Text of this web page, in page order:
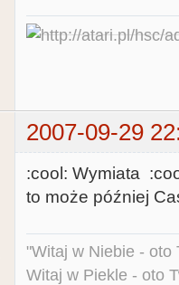
2007-09-29
:cool: Wymiata
to może później
"Witaj w Niebie - oto
Witaj w Piekle - oto